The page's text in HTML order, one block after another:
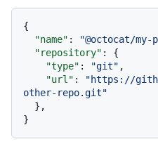
{
"name" : "@octocat/my-
"repository" :
{
"type" : "git" ,
"url" :
"https://
other-repo.git"
} ,
}